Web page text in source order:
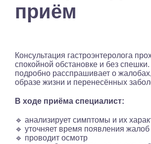
приём
Консультация гастроэнтеролога
спокойной обстановке и без
подробно расспрашивает о
образе жизни и перенесённых
В ходе приёма специалист:
🔹 анализирует симптомы и их
🔹 уточняет время появления жалоб
🔹 проводит осмотр